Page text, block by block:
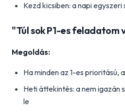
Kezd kicsiben: a napi
"Túl sok P1-es feladatom
Megoldás:
Ha minden az 1-es prioritású,
Heti áttekintés: a nem igazán
le